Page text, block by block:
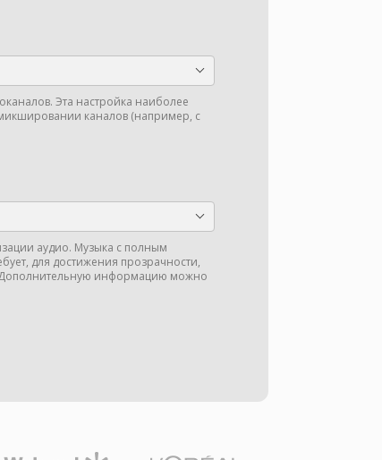
Эта настройка наиболее
каналов (например, с
аудио. Музыка с полным
для достижения прозрачности,
информацию можно